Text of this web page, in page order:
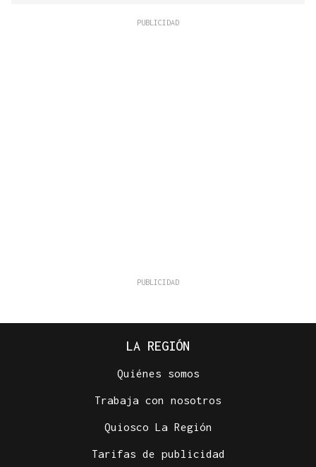
LA REGIÓN
Quiénes somos
Trabaja con nosotros
Quiosco La Región
Tarifas de publicidad